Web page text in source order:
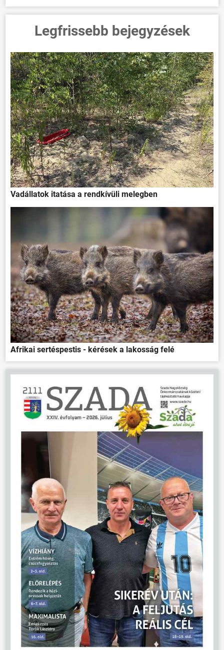
Legfrissebb bejegyzések
Vadállatok itatása a rendkívüli melegben
Afrikai sertéspestis - kérések a lakosság felé